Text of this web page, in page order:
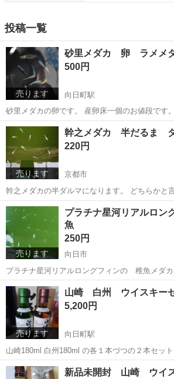
投稿一覧
売ります
砂里メダカ 卵 ラメメ
500円
向日町駅
砂里メダカの卵です。 産卵床一個のお値段です
を 確認してからお譲り致します。
京都 向日市 向日町駅 その他 メダ
売ります
幹之メダカ 半だるま
220円
京都市
幹之メダカの半ダルマになります。 どちらかと
いです。 生体1匹辺りの価格です。 あくまで個
解下さい。
京都 京都市 その他 ダルマ
売ります
プラチナ星河リアルロ
魚
250円
向日市
プラチナ星河リアルロングフィンの 稚魚メダカ
まれの 稚魚です。 あと1ヶ月前後で 卵を持て
す。 一匹から お譲り可能ですので お気軽にお
京都 向日市 その他 ルロングフィン
売ります
山崎 白州 ウイスキー
5,200円
向日町駅
山崎180ml 白州180ml の各１本づつの２本セットです。 中々
づらい品物ですので お早めにお問い合わせ下さい。 新品未
が 神経質な方は ご遠慮ください。 山崎ウイスキー 白州ウイスキー
京都 京都市 向日町駅 家具 セット
新品未開封 山崎 ウイ